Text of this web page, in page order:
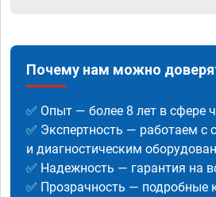
Почему нам можно
✅ Опыт — более 8 лет в сфере
✅ Экспертность — работаем
и диагностическим
✅ Надежность — гарантия на
✅ Прозрачность — подробные